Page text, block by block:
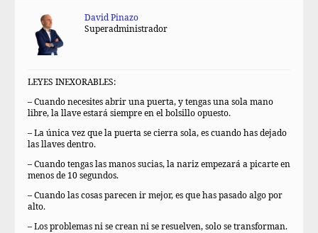
David Pinazo
Superadministrador
LEYES INEXORABLES:
– Cuando necesites abrir una puerta, y tengas una sola mano
libre, la llave estará siempre en el bolsillo opuesto.
– La única vez que la puerta se cierra sola, es cuando has dejado
las llaves dentro.
– Cuando tengas las manos sucias, la nariz empezará a picarte en
menos de 10 segundos.
– Cuando las cosas parecen ir mejor, es que has pasado algo por
alto.
– Los problemas ni se crean ni se resuelven, solo se transforman.